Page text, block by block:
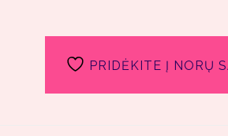
PRIDĖKITE Į NORŲ